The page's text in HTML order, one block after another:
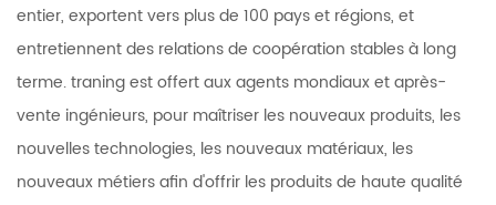
entier, exportent vers plus de 100 pays et régions, et
entretiennent des relations de coopération stables à long
terme. traning est offert aux agents mondiaux et après-
vente ingénieurs, pour maîtriser les nouveaux produits, les
nouvelles technologies, les nouveaux matériaux, les
nouveaux métiers afin d'offrir les produits de haute qualité